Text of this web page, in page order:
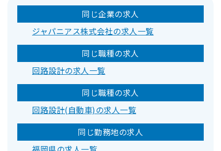
同じ企業の求人
ジャパニアス株式会社の求人一覧
同じ職種の求人
回路設計の求人一覧
同じ職種の求人
回路設計(自動車)の求人一覧
同じ勤務地の求人